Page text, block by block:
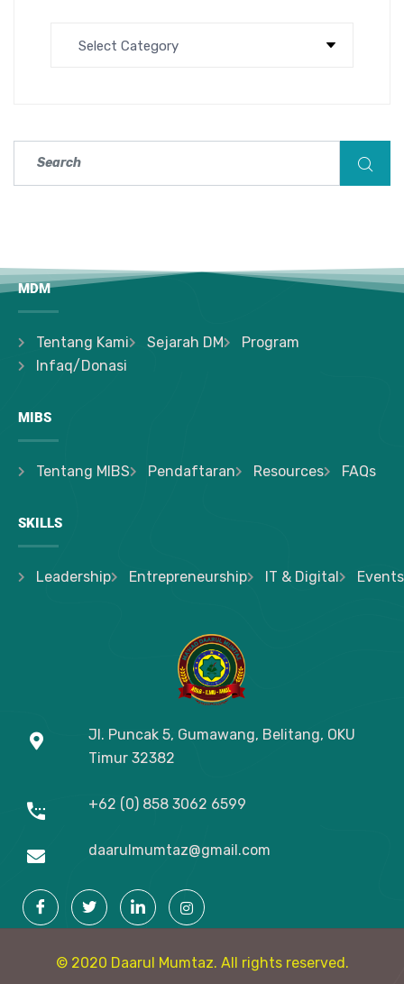
MDM
Tentang Kami Sejarah DM
Program
Infaq/Donasi
MIBS
Tentang MIBS Pendaftaran Resources FAQs
SKILLS
Leadership Entrepreneurship IT & Digital Events
Jl. Puncak 5, Gumawang, Belitang, OKU
Timur 32382
+62 (0) 858 3062 6599
daarulmumtaz@gmail.com
© 2020 Daarul Mumtaz. All rights reserved.